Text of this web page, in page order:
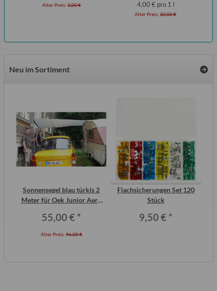
Alter Preis: 3,00 € 4,00 € pro 1 l
Alter Preis: 30,00 €
Neu im Sortiment
Sonnensegel blau türkis 2
Meter für Qek Junior Aero
55,00 € *
Alter Preis:96,00 €
Flachsicherungen Set 120
Stück
9,50 € *